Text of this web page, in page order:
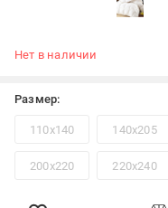
Нет в наличии
Размер:
110x140 140x205
200x220 220x240